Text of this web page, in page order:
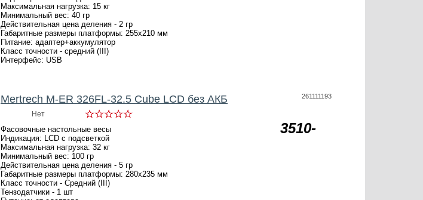
Максимальная нагрузка: 15 кг
Минимальный вес: 40 гр
Действительная цена деления - 2 гр
Габаритные размеры платформы: 255х210 мм
Питание: адаптер+аккумулятор
Класс точности - средний (III)
Интерфейс: USB
Mertrech M-ER 326FL-32.5 Cube LCD без АКБ
Нет
Фасовочные настольные весы
Индикация: LCD с подсветкой
Максимальная нагрузка: 32 кг
Минимальный вес: 100 гр
Действительная цена деления - 5 гр
Габаритные размеры платформы: 280х235 мм
Класс точности - Средний (III)
Тензодатчики - 1 шт
261111193
3510-